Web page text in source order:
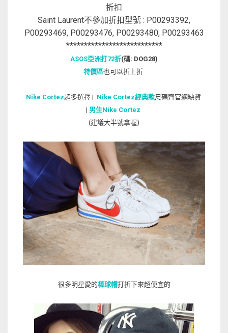
折扣
Saint Laurent不參加折扣型號 : P00293392,
P00293469, P00293476, P00293480, P00293463
***************************
ASOS亞洲打72折(碼: DOG28)
特價區也可以折上折
Nike Cortez超多選擇 | Nike Cortez經典款尺碼齊官網缺貨
| 男生Nike Cortez
(建議大半號拿喔)
很多明星愛的棒球帽打折下來超便宜的